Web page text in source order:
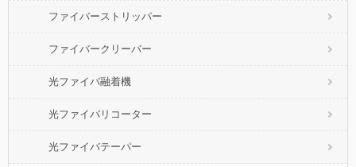
ファイバーストリッパー
ファイバークリーバー
光ファイバ融着機
光ファイバリコーター
光ファイバテーパー